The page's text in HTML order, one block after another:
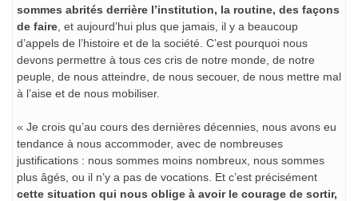
sommes abrités derrière l’institution, la routine, des façons
de faire , et aujourd’hui plus que jamais, il y a beaucoup
d’appels de l’histoire et de la société. C’est pourquoi nous
devons permettre à tous ces cris de notre monde, de notre
peuple, de nous atteindre, de nous secouer, de nous mettre mal
à l’aise et de nous mobiliser.
« Je crois qu’au cours des dernières décennies, nous avons eu
tendance à nous accommoder, avec de nombreuses
justifications : nous sommes moins nombreux, nous sommes
plus âgés, ou il n’y a pas de vocations. Et c’est précisément
cette situation qui nous oblige à avoir le courage de sortir,